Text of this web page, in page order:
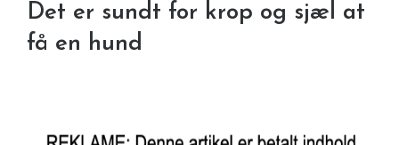
Det er sundt for krop og sjæl at
få en hund